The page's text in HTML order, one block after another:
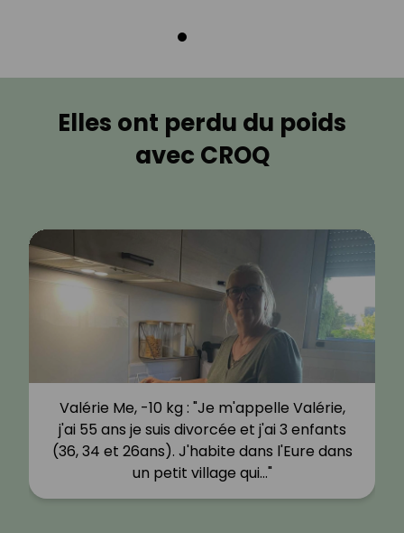
Elles ont perdu du poids
avec CROQ
Valérie Me, -10 kg : "Je m'appelle Valérie,
j'ai 55 ans je suis divorcée et j'ai 3 enfants
(36, 34 et 26ans). J'habite dans l'Eure dans
un petit village qui…"